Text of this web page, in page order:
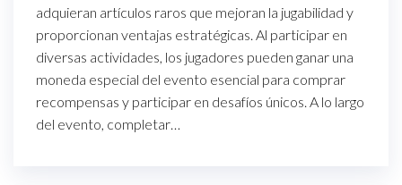
adquieran artículos raros que mejoran la jugabilidad y
proporcionan ventajas estratégicas. Al participar en
diversas actividades, los jugadores pueden ganar una
moneda especial del evento esencial para comprar
recompensas y participar en desafíos únicos. A lo largo
del evento, completar…